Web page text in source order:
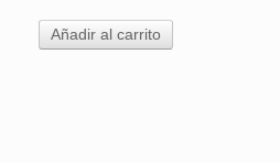
Añadir al carrito